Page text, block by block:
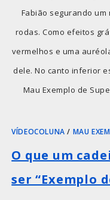
Fabião segurando
rodas. Como efeitos
vermelhos e uma
dele. No canto inferior
Mau Exemplo de
VÍDEOCOLUNA / MAU
O que um
ser “Exemplo